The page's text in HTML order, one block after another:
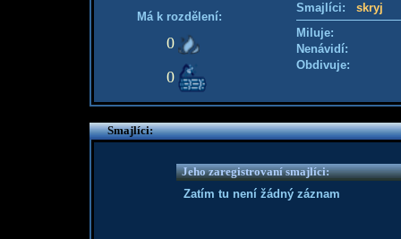
Má k rozdělení:
0
0
Smajlíci: skryj
Miluje:
Nenávidí:
Obdivuje:
Smajlíci:
Jeho zaregistrovaní smajlíci:
Zatím tu není žádný záznam